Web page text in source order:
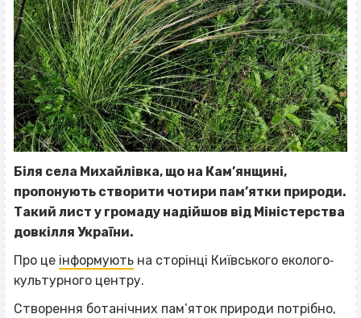
Біля села Михайлівка, що на Кам’янщині,
пропонують створити чотири пам’ятки природи.
Такий лист у громаду надійшов від Міністерства
довкілля України.
Про це інформують на сторінці Київського еколого‐
культурного центру.
Створення ботанічних пам’яток природи потрібно,